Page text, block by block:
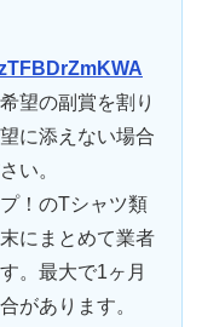
望の副賞を割り
に添えない場合
い。
！のTシャツ類
にまとめて業者
。最大で1ヶ月
があります。